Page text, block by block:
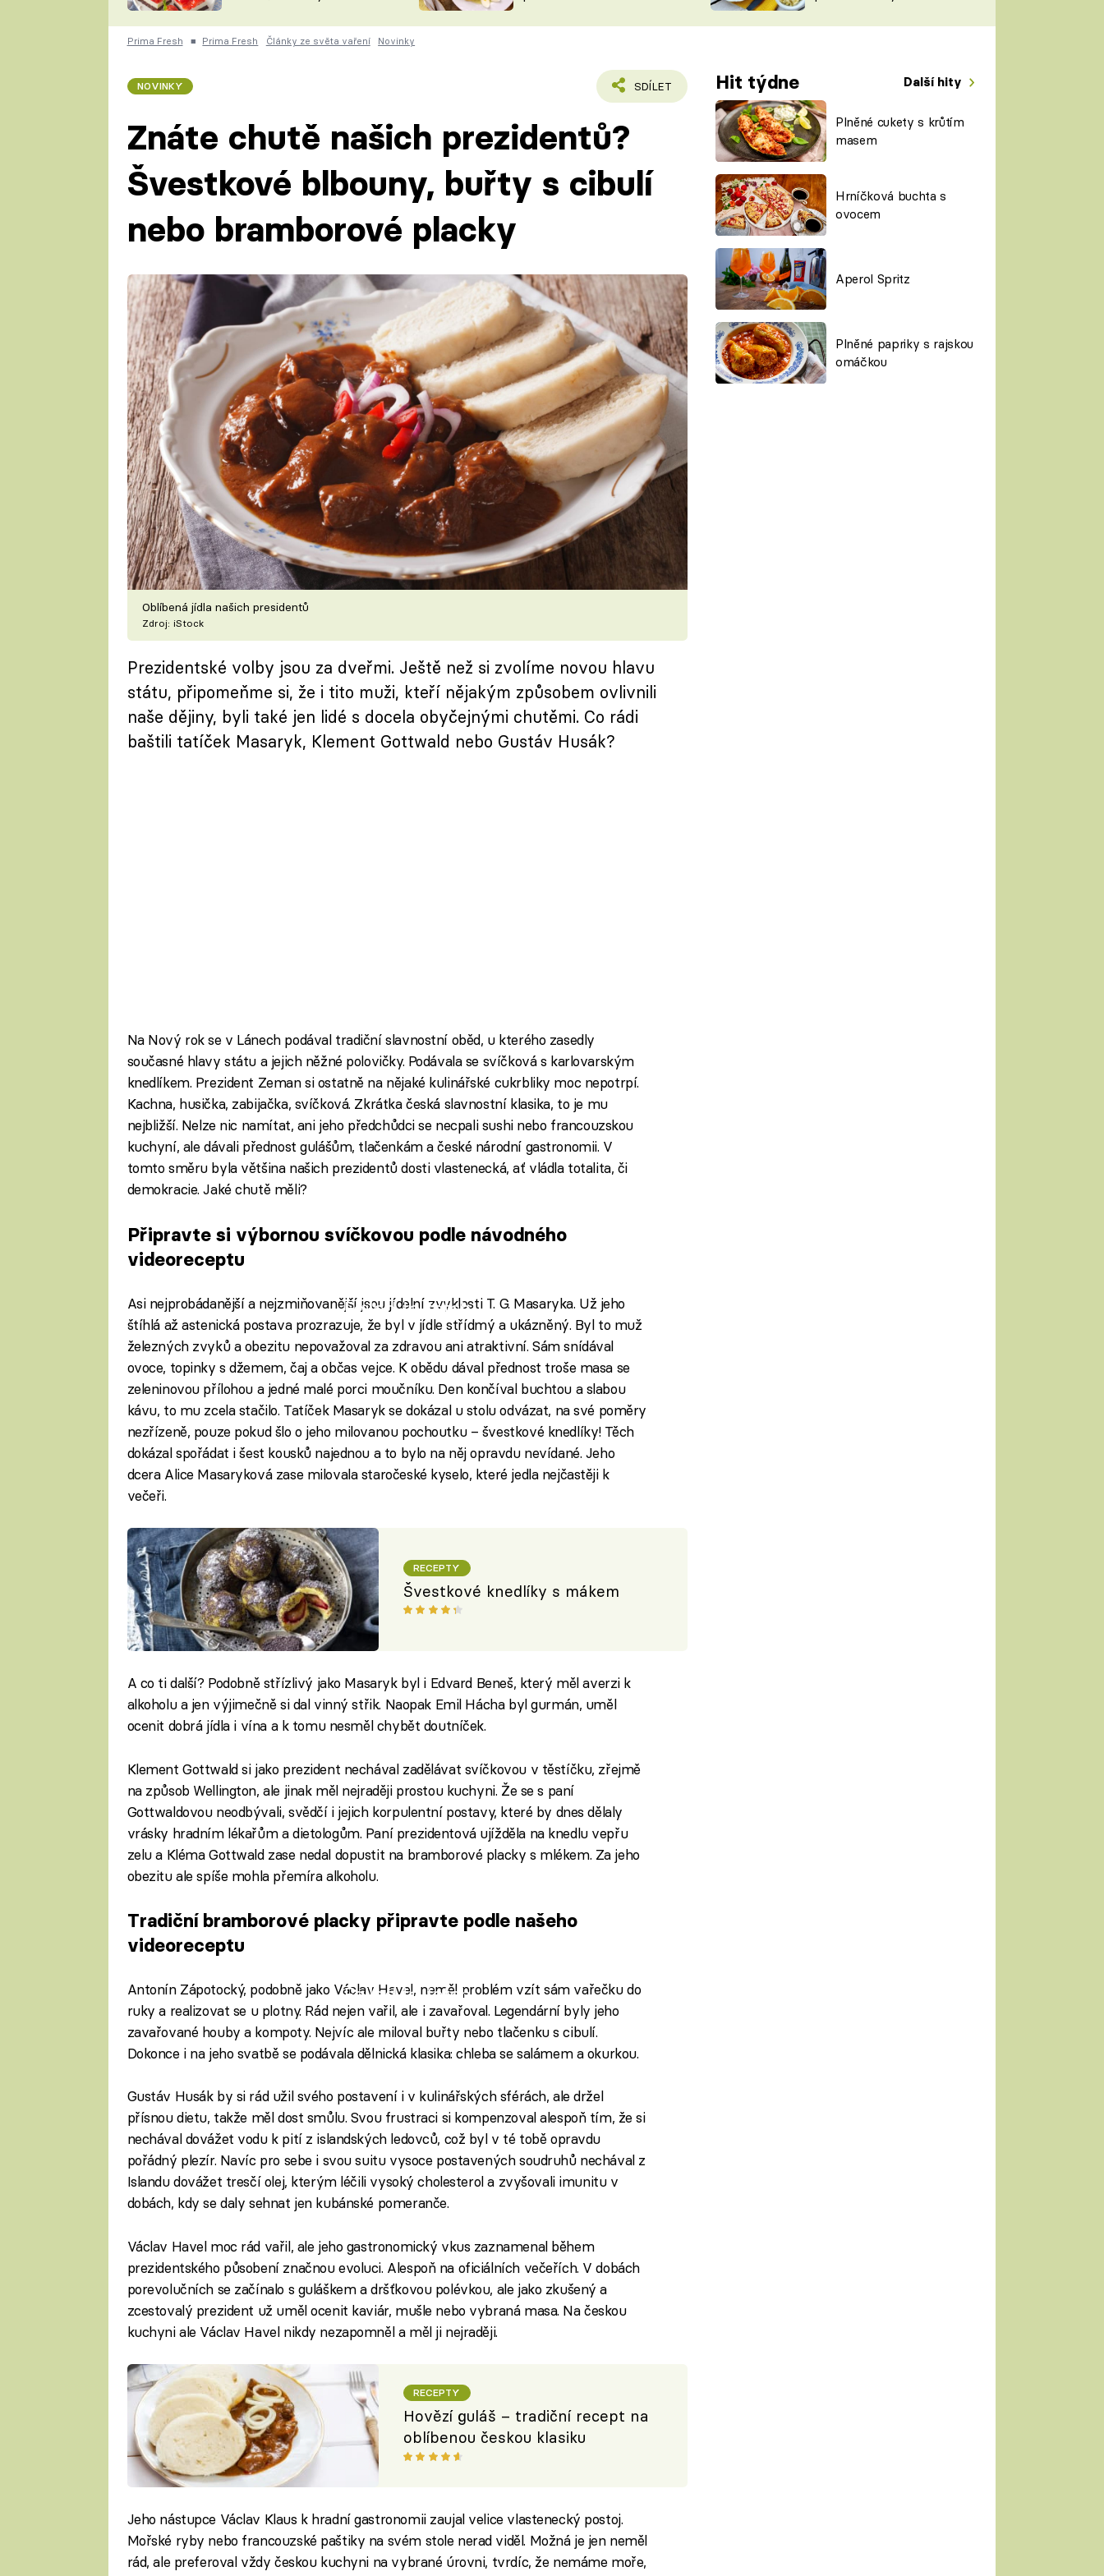
ČESKO NA TALÍŘI
VYCHYTÁVKY
ŠÉFREDAKTORKY
ČASOPIS
Prima Fresh ■ Prima Fresh Články ze světa vaření Novinky
NOVINKY SDÍLET Hit týdne Další hity
Plněné cukety s krůtím
masem
Hrníčková buchta s
ovocem
Aperol Spritz
Plněné papriky s rajskou
omáčkou
Znáte chutě našich prezidentů?
Švestkové blbouny, buřty s cibulí
nebo bramborové placky
Oblíbená jídla našich presidentů
Zdroj: iStock
Prezidentské volby jsou za dveřmi. Ještě než si zvolíme novou hlavu
státu, připomeňme si, že i tito muži, kteří nějakým způsobem ovlivnili
naše dějiny, byli také jen lidé s docela obyčejnými chutěmi. Co rádi
baštili tatíček Masaryk, Klement Gottwald nebo Gustáv Husák?
Na Nový rok se v Lánech podával tradiční slavnostní oběd, u kterého zasedly
současné hlavy státu a jejich něžné polovičky. Podávala se svíčková s karlovarským
knedlíkem. Prezident Zeman si ostatně na nějaké kulinářské cukrbliky moc nepotrpí.
Kachna, husička, zabijačka, svíčková. Zkrátka česká slavnostní klasika, to je mu
nejbližší. Nelze nic namítat, ani jeho předchůdci se necpali sushi nebo francouzskou
kuchyní, ale dávali přednost gulášům, tlačenkám a české národní gastronomii. V
tomto směru byla většina našich prezidentů dosti vlastenecká, ať vládla totalita, či
demokracie. Jaké chutě měli?
Připravte si výbornou svíčkovou podle návodného
videoreceptu
Failed to fetch
Asi nejprobádanější a nejzmiňovanější jsou jídelní zvyklosti T. G. Masaryka. Už jeho
štíhlá až astenická postava prozrazuje, že byl v jídle střídmý a ukázněný. Byl to muž
železných zvyků a obezitu nepovažoval za zdravou ani atraktivní. Sám snídával
ovoce, topinky s džemem, čaj a občas vejce. K obědu dával přednost troše masa se
zeleninovou přílohou a jedné malé porci moučníku. Den končíval buchtou a slabou
kávu, to mu zcela stačilo. Tatíček Masaryk se dokázal u stolu odvázat, na své poměry
nezřízeně, pouze pokud šlo o jeho milovanou pochoutku – švestkové knedlíky! Těch
dokázal spořádat i šest kousků najednou a to bylo na něj opravdu nevídané. Jeho
dcera Alice Masaryková zase milovala staročeské kyselo, které jedla nejčastěji k
večeři.
RECEPTY
Švestkové knedlíky s mákem
A co ti další? Podobně střízlivý jako Masaryk byl i Edvard Beneš, který měl averzi k
alkoholu a jen výjimečně si dal vinný střik. Naopak Emil Hácha byl gurmán, uměl
ocenit dobrá jídla i vína a k tomu nesměl chybět doutníček.
Klement Gottwald si jako prezident nechával zadělávat svíčkovou v těstíčku, zřejmě
na způsob Wellington, ale jinak měl nejraději prostou kuchyni. Že se s paní
Gottwaldovou neodbývali, svědčí i jejich korpulentní postavy, které by dnes dělaly
vrásky hradním lékařům a dietologům. Paní prezidentová ujížděla na knedlu vepřu
zelu a Kléma Gottwald zase nedal dopustit na bramborové placky s mlékem. Za jeho
obezitu ale spíše mohla přemíra alkoholu.
Tradiční bramborové placky připravte podle našeho
videoreceptu
Failed to fetch
Antonín Zápotocký, podobně jako Václav Havel, neměl problém vzít sám vařečku do
ruky a realizovat se u plotny. Rád nejen vařil, ale i zavařoval. Legendární byly jeho
zavařované houby a kompoty. Nejvíc ale miloval buřty nebo tlačenku s cibulí.
Dokonce i na jeho svatbě se podávala dělnická klasika: chleba se salámem a okurkou.
Gustáv Husák by si rád užil svého postavení i v kulinářských sférách, ale držel
přísnou dietu, takže měl dost smůlu. Svou frustraci si kompenzoval alespoň tím, že si
nechával dovážet vodu k pití z islandských ledovců, což byl v té tobě opravdu
pořádný plezír. Navíc pro sebe i svou suitu vysoce postavených soudruhů nechával z
Islandu dovážet tresčí olej, kterým léčili vysoký cholesterol a zvyšovali imunitu v
dobách, kdy se daly sehnat jen kubánské pomeranče.
Václav Havel moc rád vařil, ale jeho gastronomický vkus zaznamenal během
prezidentského působení značnou evoluci. Alespoň na oficiálních večeřích. V dobách
porevolučních se začínalo s guláškem a dršťkovou polévkou, ale jako zkušený a
zcestovalý prezident už uměl ocenit kaviár, mušle nebo vybraná masa. Na českou
kuchyni ale Václav Havel nikdy nezapomněl a měl ji nejraději.
RECEPTY
Hovězí guláš – tradiční recept na
oblíbenou českou klasiku
Jeho nástupce Václav Klaus k hradní gastronomii zaujal velice vlastenecký postoj.
Mořské ryby nebo francouzské paštiky na svém stole nerad viděl. Možná je jen neměl
rád, ale preferoval vždy českou kuchyni na vybrané úrovni, tvrdíc, že nemáme moře,